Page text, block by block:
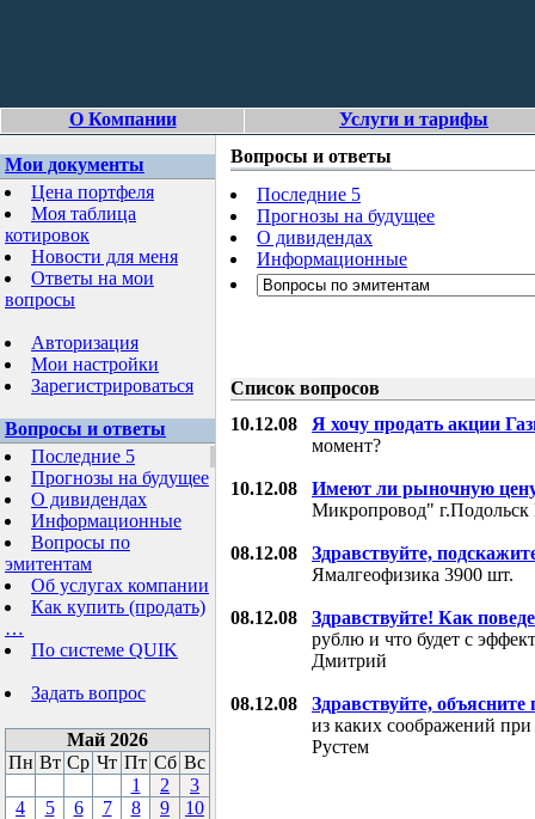
О Компании Услуги и тарифы
Мои документы
Цена портфеля
Моя таблица
котировок
Новости для меня
Ответы на мои
вопросы
Авторизация
Мои настройки
Зарегистрироваться
Вопросы и ответы
Последние 5
Прогнозы на будущее
О дивидендах
Информационные
Вопросы по
эмитентам
Об услугах компании
Как купить (продать)
…
По системе QUIK
Задать вопрос
Май 2026
Пн Вт Ср Чт Пт Сб Вс
1
2
3
4
5 6 7 8 9
10
Вопросы и ответы
Последние 5
Прогнозы на будущее
О дивидендах
Информационные
Список вопросов
10.12.08 Я хочу продать акции
момент?
10.12.08
Имеют ли рыночную
Микропровод"
08.12.08
Здравствуйте,
Ямалгеофизика 3900 шт.
08.12.08
Здравствуйте! Как
рублю и что будет с
Дмитрий
08.12.08
Здравствуйте, объясните
из каких соображений
Рустем